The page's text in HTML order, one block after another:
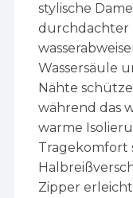
stylische
durchdachter
Wassersäule
Nähte
während das
warme
Tragekomfort
Zipper